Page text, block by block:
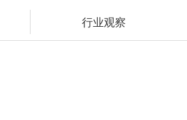
行业观察